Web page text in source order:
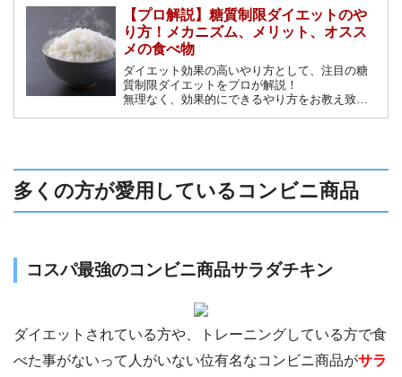
【プロ解説】糖質制限ダイエットのや
り方！メカニズム、メリット、オスス
メの食べ物
ダイエット効果の高いやり方として、注目の糖
質制限ダイエットをプロが解説！
無理なく、効果的にできるやり方をお教え致し
多くの方が愛用しているコンビニ商品
コスパ最強のコンビニ商品サラダチキン
ダイエットされている方や、トレーニングしている方で食
べた事がないって人がいない位有名なコンビニ商品がサラ